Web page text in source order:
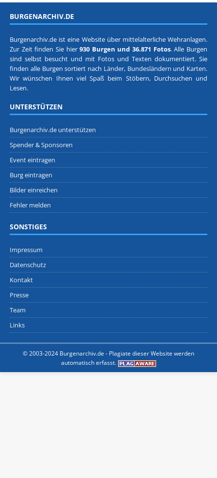
BURGENARCHIV.DE
Burgenarchiv.de ist eine Website über mittelalterliche Wehranlagen.
Zur Zeit finden Sie hier930 Burgen und 36.871 Fotos. Alle Burgen
sind selbst besucht und mit Fotos und Texten dokumentiert. Sie
finden alle Burgen sortiert nach Länder, Bundesländern und Karten.
Wir wünschen Ihnen viel Spaß beim Stöbern, Durchsuchen und
Lesen.
UNTERSTÜTZEN
Burgenarchiv.de unterstützen
Spender & Sponsoren
Event eintragen
Burg eintragen
Bilder einreichen
Fehler melden
SONSTIGES
Impressum
Datenschutz
Kontakt
Presse
Team
Links
© 2003-2024 Burgenarchiv.de - Plagiate dieser Website werden
automatisch erfasst.